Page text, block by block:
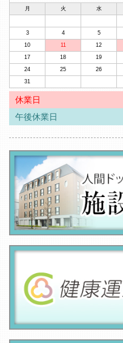
月 火 水
3
4 5
10
11 12
17
18 19
24
25 26
31
休業日
午後休業日